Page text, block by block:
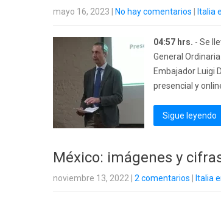
mayo 16, 2023 No hay comentarios Italia
04:57 hrs. - Se
General
Embajador Luigi
presencial y
Sigue leyendo
México: imágenes y
noviembre 13, 2022 2 comentarios Italia